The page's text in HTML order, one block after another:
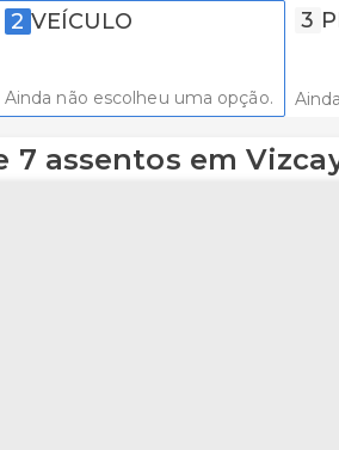
2 VEÍCULO
Ainda não escolheu uma opção.
3
7 assentos em